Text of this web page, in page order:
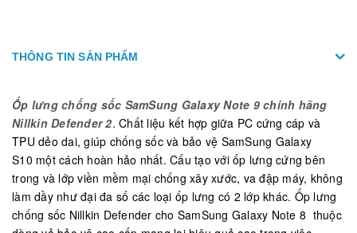
THÔNG TIN SẢN PHẨM
Ốp lưng chống sốc SamSung Galaxy Note 9 chính hãng
Nillkin Defender 2. Chất liệu kết hợp giữa PC cứng cáp và
TPU dẻo dai, giúp chống sốc và bảo vệ SamSung Galaxy
S10 một cách hoàn hảo nhất. Cấu tạo với ốp lưng cứng bên
trong và lớp viền mềm mại chống xây xước, va đập máy, không
làm dầy như đại đa số các loại ốp lưng có 2 lớp khác. Ốp lưng
chống sốc Nillkin Defender cho SamSung Galaxy Note 8 thuộc